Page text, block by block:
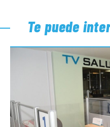
Te puede